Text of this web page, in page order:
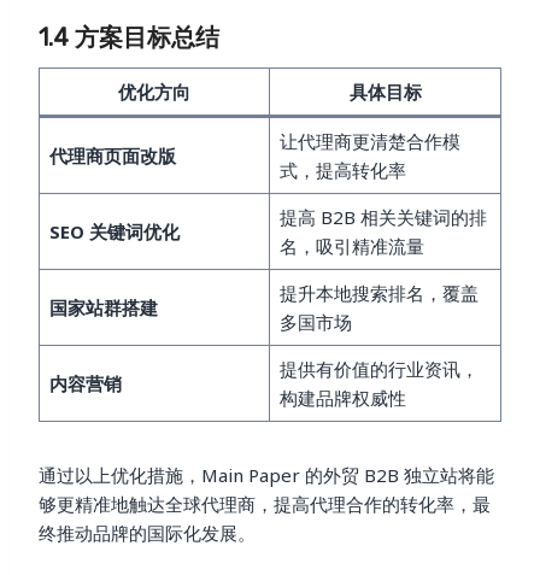
1.4 方案目标总结
优化方向 具体目标
代理商页面改版
让代理商更清楚合作模
式，提高转化率
SEO 关键词优化
提高 B2B 相关关键词的排
名，吸引精准流量
国家站群搭建
提升本地搜索排名，覆盖
多国市场
内容营销
提供有价值的行业资讯，
构建品牌权威性
通过以上优化措施，Main Paper 的外贸 B2B 独立站将能
够更精准地触达全球代理商，提高代理合作的转化率，最
终推动品牌的国际化发展。